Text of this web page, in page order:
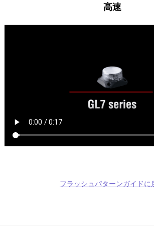
高速
フラッシュパターンガイドに